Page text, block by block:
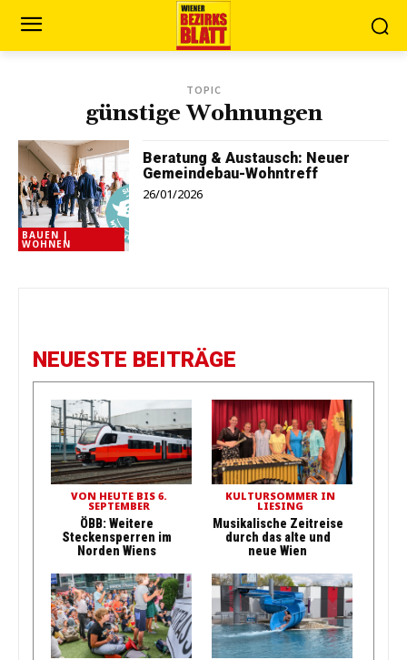
TOPIC
günstige Wohnungen
BAUEN |
WOHNEN
Beratung & Austausch: Neuer
Gemeindebau-Wohntreff
26/01/2026
NEUESTE BEITRÄGE
VON HEUTE BIS 6.
SEPTEMBER
ÖBB: Weitere
Steckensperren im
Norden Wiens
KULTURSOMMER IN
LIESING
Musikalische Zeitreise
durch das alte und
neue Wien